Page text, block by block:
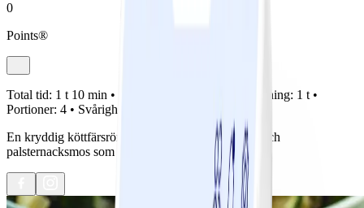
0
Points®
Total tid: 1 t 10 min • Tillagning: 1 t •
Portioner: 4 • Svårighetsgrad:
En kryddig köttfärsröra toppad med ett blomkåls- och
palsternacksmos som får gratineras i ugnen .